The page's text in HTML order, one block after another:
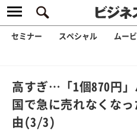
セミナー スペシャル ムー
高すぎ…「1個870円
国で急に売れなくな
由(3/3)